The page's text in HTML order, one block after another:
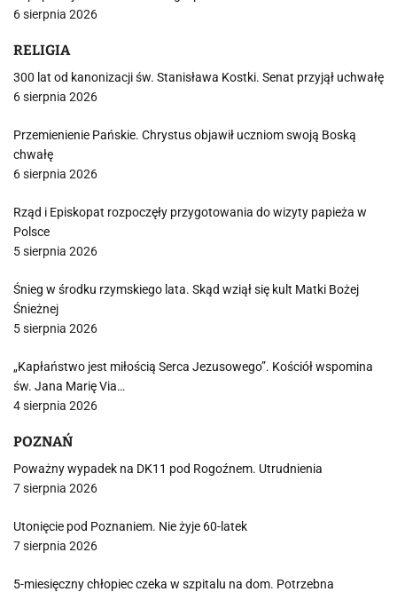
6 sierpnia 2026
RELIGIA
300 lat od kanonizacji św. Stanisława Kostki. Senat przyjął uchwałę
6 sierpnia 2026
Przemienienie Pańskie. Chrystus objawił uczniom swoją Boską
chwałę
6 sierpnia 2026
Rząd i Episkopat rozpoczęły przygotowania do wizyty papieża w
Polsce
5 sierpnia 2026
Śnieg w środku rzymskiego lata. Skąd wziął się kult Matki Bożej
Śnieżnej
5 sierpnia 2026
„Kapłaństwo jest miłością Serca Jezusowego”. Kościół wspomina
św. Jana Marię Via…
4 sierpnia 2026
POZNAŃ
Poważny wypadek na DK11 pod Rogoźnem. Utrudnienia
7 sierpnia 2026
Utonięcie pod Poznaniem. Nie żyje 60-latek
7 sierpnia 2026
5-miesięczny chłopiec czeka w szpitalu na dom. Potrzebna